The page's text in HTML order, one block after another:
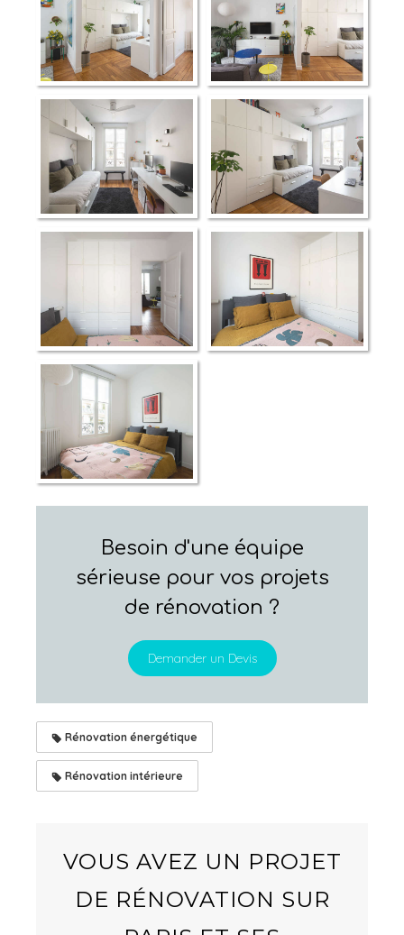
Besoin d'une équipe
sérieuse pour vos projets
de rénovation ?
Demander un Devis
Rénovation énergétique
Rénovation intérieure
VOUS AVEZ UN PROJET
DE RÉNOVATION SUR